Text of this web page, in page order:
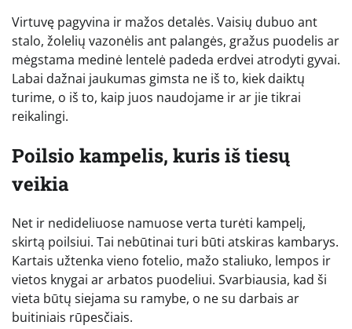
Virtuvę pagyvina ir mažos detalės. Vaisių dubuo ant
stalo, žolelių vazonėlis ant palangės, gražus puodelis ar
mėgstama medinė lentelė padeda erdvei atrodyti gyvai.
Labai dažnai jaukumas gimsta ne iš to, kiek daiktų
turime, o iš to, kaip juos naudojame ir ar jie tikrai
reikalingi.
Poilsio kampelis, kuris iš tiesų
veikia
Net ir nedideliuose namuose verta turėti kampelį,
skirtą poilsiui. Tai nebūtinai turi būti atskiras kambarys.
Kartais užtenka vieno fotelio, mažo staliuko, lempos ir
vietos knygai ar arbatos puodeliui. Svarbiausia, kad ši
vieta būtų siejama su ramybe, o ne su darbais ar
buitiniais rūpesčiais.